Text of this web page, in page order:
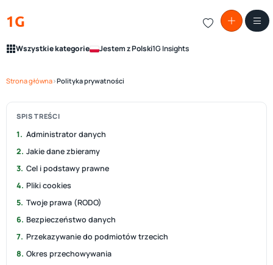
1G
Wszystkie kategorie Jestem z Polski1G Insights
Strona główna›Polityka prywatności
SPIS TREŚCI
Administrator danych
Jakie dane zbieramy
Cel i podstawy prawne
Pliki cookies
Twoje prawa (RODO)
Bezpieczeństwo danych
Przekazywanie do podmiotów trzecich
Okres przechowywania